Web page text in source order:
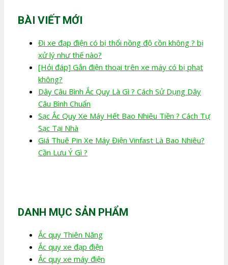
BÀI VIẾT MỚI
Đi xe đạp điện có bị thổi nồng độ cồn không ? bị
xử lý như thế nào?
[Hỏi đáp] Gắn điện thoại trên xe máy có bị phạt
không?
Dây Câu Bình Ắc Quy Là Gì ? Cách Sử Dụng Dây
Câu Bình Chuẩn
Sạc Ắc Quy Xe Máy Hết Bao Nhiêu Tiền ? Cách Tự
Sạc Tại Nhà
Giá Thuê Pin Xe Máy Điện Vinfast Là Bao Nhiêu?
Cần Lưu Ý Gì ?
DANH MỤC SẢN PHẨM
Ắc quy Thiên Năng
Ắc quy xe đạp điện
Ắc quy xe máy điện